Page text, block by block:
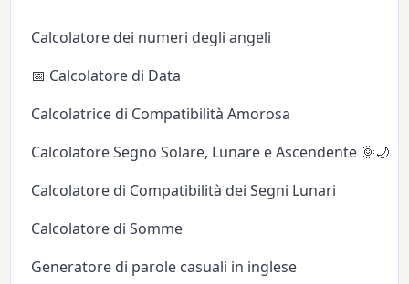
Calcolatore dei numeri degli angeli
📅 Calcolatore di Data
Calcolatrice di Compatibilità Amorosa
Calcolatore Segno Solare, Lunare e Ascendente 🌞🌙✨
Calcolatore di Compatibilità dei Segni Lunari
Calcolatore di Somme
Generatore di parole casuali in inglese